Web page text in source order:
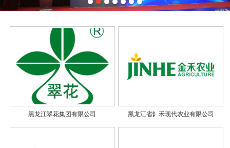
黑龙江翠花集团有限公司 黑龙江省釒禾现代农业有限公司